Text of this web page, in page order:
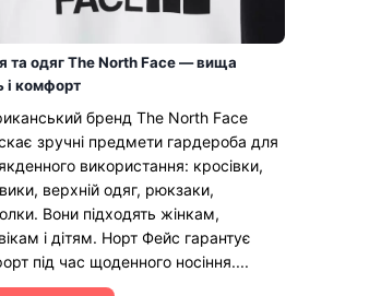
та одяг The North Face — вища
і комфорт
бренд The North Face
зручні предмети гардероба для
використання: кросівки,
верхній одяг, рюкзаки,
Вони підходять жінкам,
і дітям. Норт Фейс гарантує
під час щоденного носіння....